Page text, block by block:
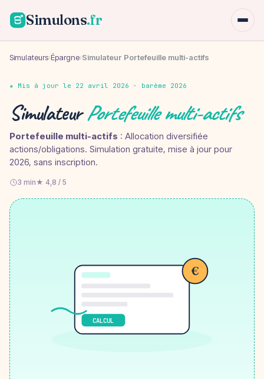
Simulons.fr
Simulateurs›Épargne›Simulateur Portefeuille multi-actifs
★ Mis à jour le 22 avril 2026 · barème 2026
SimulateurPortefeuille multi-actifs
Portefeuille multi-actifs : Allocation diversifiée
actions/obligations. Simulation gratuite, mise à jour pour
2026, sans inscription.
3 min★ 4,8 / 5
CALCUL
€